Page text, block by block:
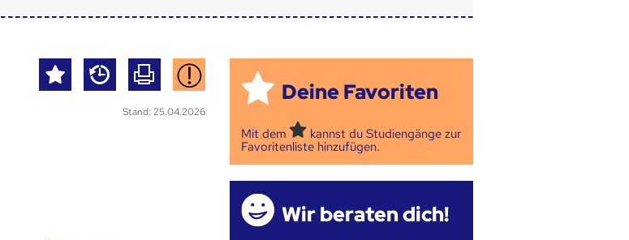
Stand: 25.04.2026
Deine Favoriten
Mit dem
kannst du Studiengänge zur
Favoritenliste hinzufügen.
Wir beraten dich!